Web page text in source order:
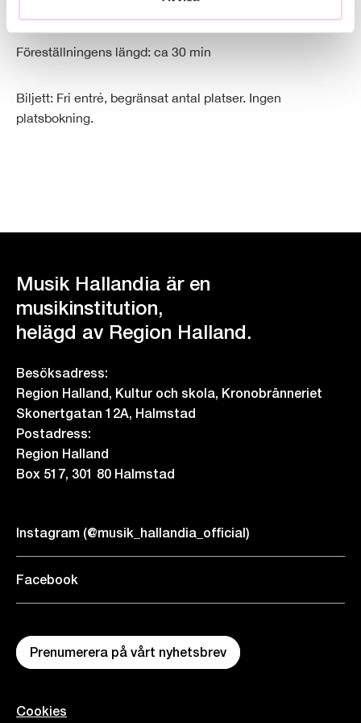
Tid: kl. 16:00-17:30 (föreställningen startar kl. 16:30)
Föreställningens längd: ca 30 min
Biljett: Fri entré, begränsat antal platser. Ingen
platsbokning.
Musik Hallandia är en
musikinstitution,
helägd av Region Halland.
Besöksadress:
Region Halland, Kultur och skola, Kronobränneriet
Skonertgatan 12A, Halmstad
Postadress:
Region Halland
Box 517, 301 80 Halmstad
Instagram (@musik_hallandia_official)
Facebook
Prenumerera på vårt nyhetsbrev
Cookies